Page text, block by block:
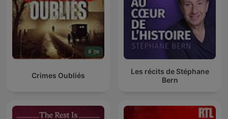
Crimes Oubliés
Les récits de Stéphane
Bern